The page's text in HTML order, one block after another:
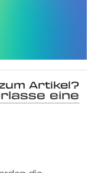
Artikel?
eine